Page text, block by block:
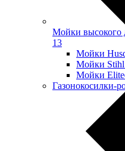
Мойки высокого
13
Мойки
Мойки Stihl
Мойки
Газонокосилки-